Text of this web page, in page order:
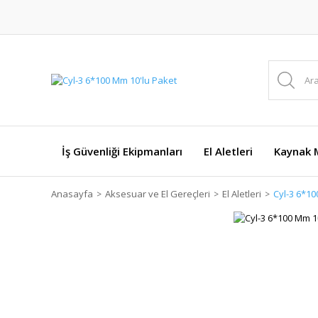
İş Güvenliği Ekipmanları El Aletleri Kaynak
Anasayfa Aksesuar ve El Gereçleri El Aletleri Cyl-3